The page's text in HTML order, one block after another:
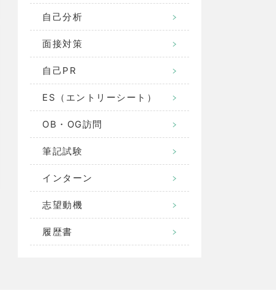
自己分析
面接対策
自己PR
ES（エントリーシート）
OB・OG訪問
筆記試験
インターン
志望動機
履歴書